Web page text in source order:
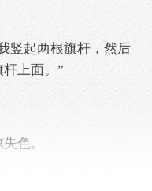
起两根旗杆，然后
上面。”
色。